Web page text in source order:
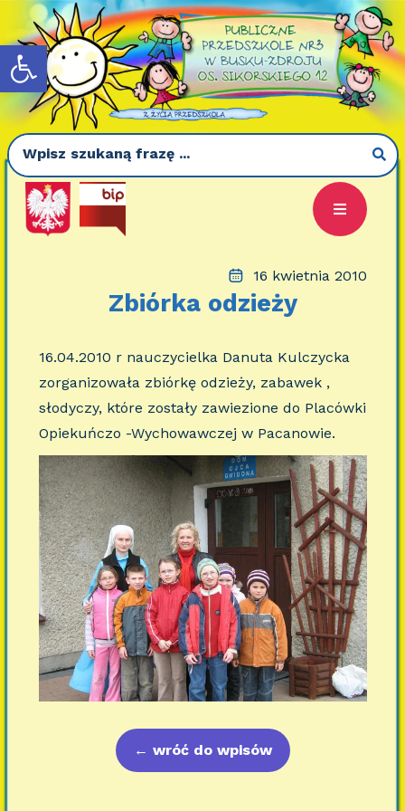
Otwórz pasek narzędzi
16 kwietnia 2010
Zbiórka odzieży
16.04.2010 r nauczycielka Danuta Kulczycka
zorganizowała zbiórkę odzieży, zabawek ,
słodyczy, które zostały zawiezione do Placówki
Opiekuńczo -Wychowawczej w Pacanowie.
← wróć do wpisów